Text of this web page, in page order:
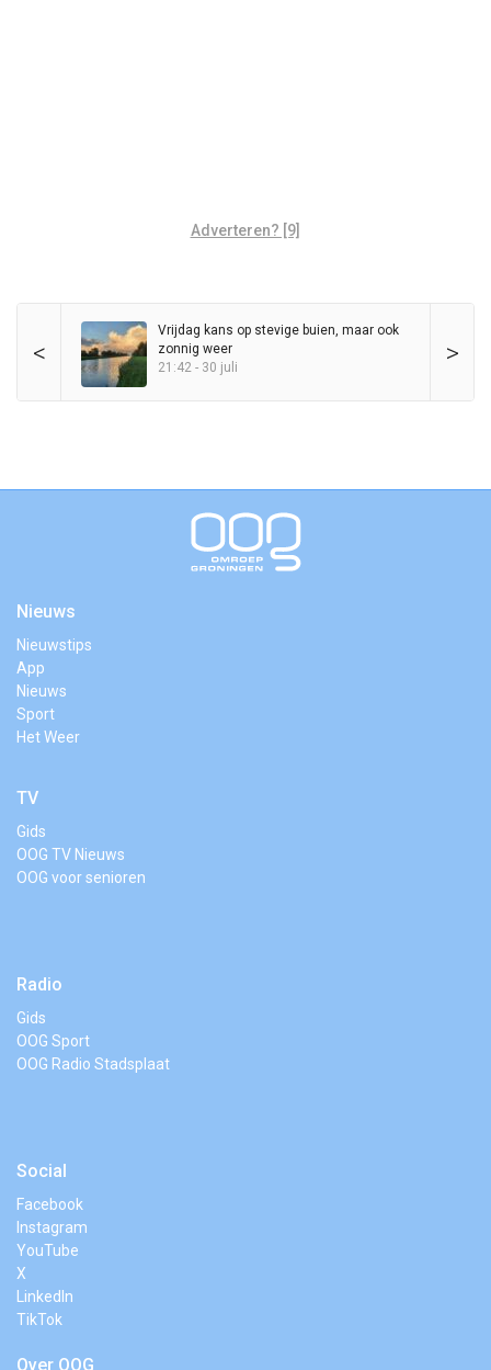
Adverteren? [9]
< >
Vrijdag kans op stevige buien, maar ook
zonnig weer
21:42 - 30 juli
Nieuws
Nieuwstips
App
Nieuws
Sport
Het Weer
TV
Gids
OOG TV Nieuws
OOG voor senioren
Radio
Gids
OOG Sport
OOG Radio Stadsplaat
Social
Facebook
Instagram
YouTube
X
LinkedIn
TikTok
Over OOG